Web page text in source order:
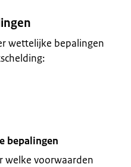
wettelijke bepalingen
bepalingen
welke voorwaarden